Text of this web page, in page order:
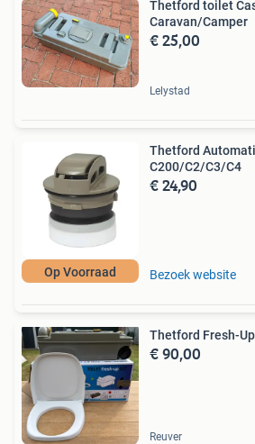
Thetford toilet
Caravan/Camper
€ 25,00
Lelystad
Op Voorraad
Thetford
C200/C2/C3/C4
€ 24,90
Bezoek website
Thetford Fresh-
€ 90,00
Reuver